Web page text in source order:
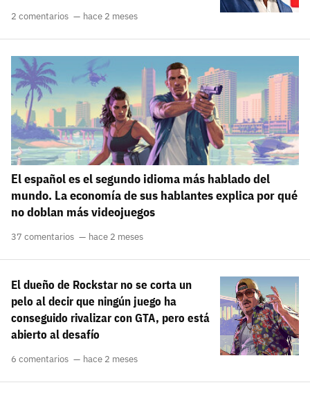
2 comentarios hace 2 meses
El español es el segundo idioma más hablado del
mundo. La economía de sus hablantes explica por qué
no doblan más videojuegos
37 comentarios hace 2 meses
El dueño de Rockstar no se corta un
pelo al decir que ningún juego ha
conseguido rivalizar con GTA, pero está
abierto al desafío
6 comentarios hace 2 meses